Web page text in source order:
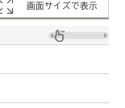
画面サイズで表示